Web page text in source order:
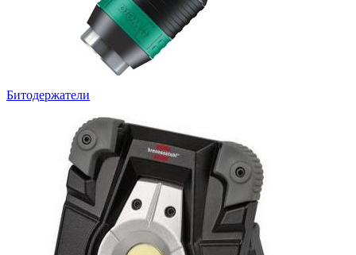
Битодержатели